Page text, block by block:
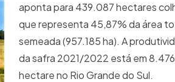
aponta para 439.087 hectares
que representa 45,87% da área
semeada (957.185 ha). A
da safra 2021/2022 está em
hectare no Rio Grande do Sul.